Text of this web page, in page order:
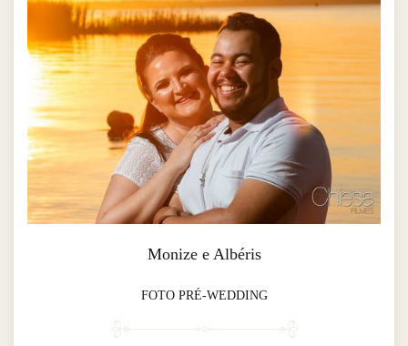
Monize e Albéris
FOTO PRÉ-WEDDING